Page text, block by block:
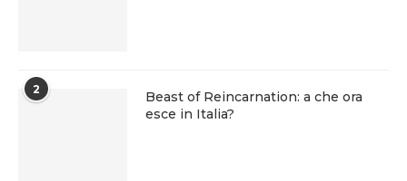
2
Beast of Reincarnation: a che ora
esce in Italia?